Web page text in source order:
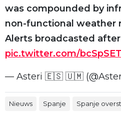
was compounded by
non-functional weather
Alerts broadcasted
pic.twitter.com/
— Asteri 🇪🇸 🇺🇲
Nieuws Spanje Spanje